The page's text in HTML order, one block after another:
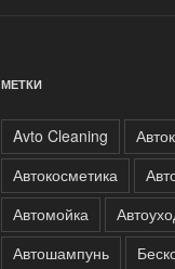
МЕТКИ
Avto Cleaning
Автокосметика
Автомойка
Автошампунь